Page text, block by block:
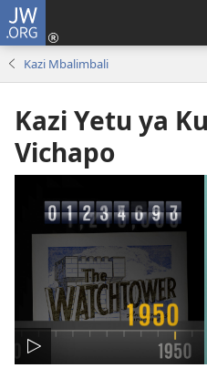
JW.ORG
Kazi Mbalimbali
Kazi Yetu ya
Vichapo